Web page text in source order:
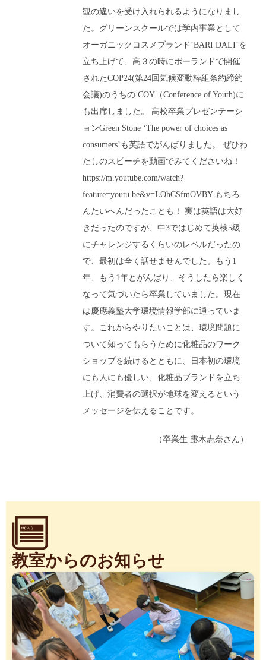
観の違いを受け入れられるようになりまし
た。グリーンスクールでは学内事業として
オーガニックコスメブランド’BARI DALI’を
立ち上げて、高３の時にポーランドで開催
されたCOP24(第24回気候変動枠組条約締約
会議)のうちの COY（Conference of Youth)に
も出席しました。 高校卒業プレゼンテーシ
ョンGreen Stone ‘The power of choices as
consumers’も英語でがんばりました。 ぜひわ
たしのスピーチを動画でみてくださいね！
https://m.youtube.com/watch?
feature=youtu.be&v=LOhCSfmOVBY もちろ
んたいへんだったことも！ 実は英語は大好
きだったのですが、中3ではじめて英検5級
にチャレンジするくらいのレベルだったの
で、最初は全く話せませんでした。もう1
年、もう1年とがんばり、そうしたら楽しく
なって気づいたら卒業していました。現在
は慶應義塾大学環境情報学部に通っていま
す。これからやりたいことは、環境問題に
ついて知ってもらうために化粧品のワーク
ショップを続けるとともに、日本初の環境
にも人にも優しい、化粧品ブランドを立ち
上げ、消費者の選択が地球を変えるという
メッセージを伝えることです。
（卒業生 露木志奈さん）
教室からのお知らせ